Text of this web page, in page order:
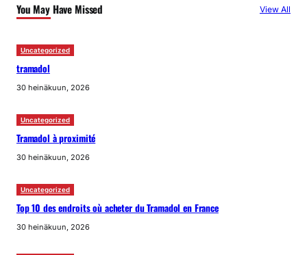
You May Have Missed View All
Uncategorized
tramadol
30 heinäkuun, 2026
Uncategorized
Tramadol à proximité
30 heinäkuun, 2026
Uncategorized
Top 10 des endroits où acheter du Tramadol en France
30 heinäkuun, 2026